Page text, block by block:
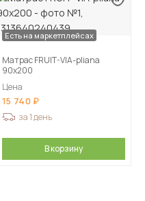
Есть на маркетплейсах
Матрас FRUIT-VIA-pliana
90х200
Цена
15 740
за 1 день
В корзину